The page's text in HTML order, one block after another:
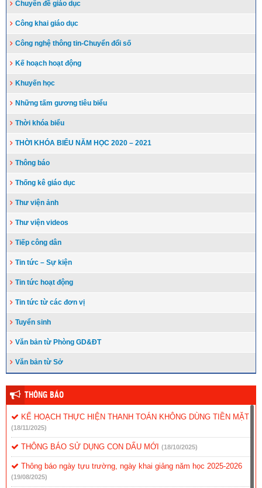
Chuyên đề giáo dục
Công khai giáo dục
Công nghệ thông tin-Chuyển đổi số
Kế hoạch hoạt động
Khuyến học
Những tấm gương tiêu biểu
Thời khóa biểu
THỜI KHÓA BIỂU NĂM HỌC 2020 – 2021
Thông báo
Thống kê giáo dục
Thư viện ảnh
Thư viện videos
Tiếp công dân
Tin tức – Sự kiện
Tin tức hoạt động
Tin tức từ các đơn vị
Tuyển sinh
Văn bản từ Phòng GD&ĐT
Văn bản từ Sở
THÔNG BÁO
KẾ HOẠCH THỰC HIỆN THANH TOÁN KHÔNG DÙNG TIỀN MẶT
(18/11/2025)
THÔNG BÁO SỬ DỤNG CON DẤU MỚI (18/10/2025)
Thông báo ngày tựu trường, ngày khai giảng năm học 2025-2026
(19/08/2025)